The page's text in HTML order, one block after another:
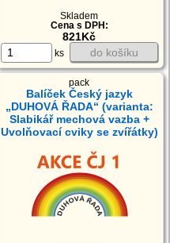
Skladem
Cena s DPH:
821Kč
ks do košíku
pack
Balíček Český jazyk
„DUHOVÁ ŘADA“ (varianta:
Slabikář mechová vazba +
Uvolňovací cviky se zvířátky)